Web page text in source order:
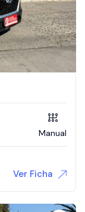
Manual
Ver Ficha